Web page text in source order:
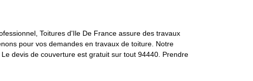
Toitures d'Ile De France assure des travaux
pour vos demandes en travaux de toiture. Notre
devis de couverture est gratuit sur tout 94440. Prendre